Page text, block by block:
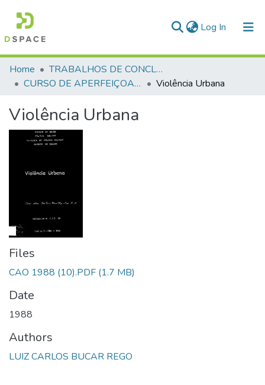
Log In (current)
Communities & Collections
All of DSpace
Statistics
Home
TRABALHOS DE CONCLUSÃO DE CURSO - CAO (CURSO DE APERFEIÇOAMENTO DE OFICIAIS)
CURSO DE APERFEIÇOAMENTO DE OFICIAIS - CAO - 1988
Violência Urbana
Violência Urbana
Files
CAO 1988 (10).PDF (1.7 MB)
Date
1988
Authors
LUIZ CARLOS BUCAR REGO